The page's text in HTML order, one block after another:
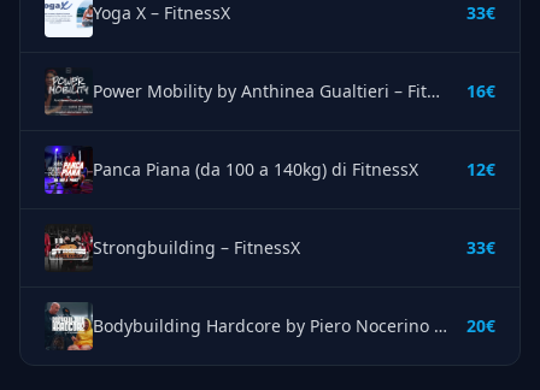
Yoga X – FitnessX 33€
Power Mobility by Anthinea Gualtieri – FitnessX 16€
Panca Piana (da 100 a 140kg) di FitnessX 12€
Strongbuilding – FitnessX 33€
Bodybuilding Hardcore by Piero Nocerino – FitnessX 20€